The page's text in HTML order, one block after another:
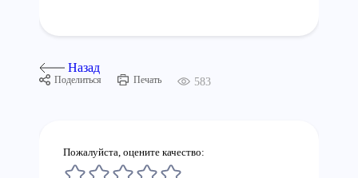
Назад
Поделиться Печать 583
Пожалуйста, оцените качество: